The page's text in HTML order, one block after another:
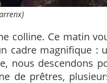
colline. Ce matin
cadre magnifique :
nous descendons
de prêtres,